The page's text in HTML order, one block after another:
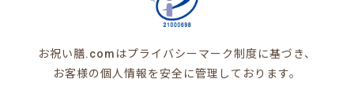
お祝い膳.comはプライバシーマーク制度に基づき、
お客様の個人情報を安全に管理しております。